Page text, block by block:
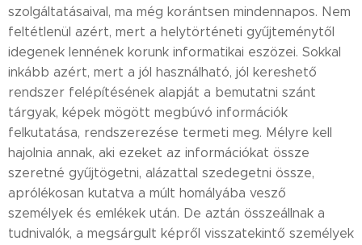
szolgáltatásaival, ma még korántsen mindennapos. Nem
feltétlenül azért, mert a helytörténeti gyűjteménytől
idegenek lennének korunk informatikai eszözei. Sokkal
inkább azért, mert a jól használható, jól kereshető
rendszer felépítésének alapját a bemutatni szánt
tárgyak, képek mögött megbúvó információk
felkutatása, rendszerezése termeti meg. Mélyre kell
hajolnia annak, aki ezeket az információkat össze
szeretné gyűjtögetni, alázattal szedegetni össze,
aprólékosan kutatva a múlt homályába vesző
személyek és emlékek után. De aztán összeállnak a
tudnivalók, a megsárgult képről visszatekintő személyek